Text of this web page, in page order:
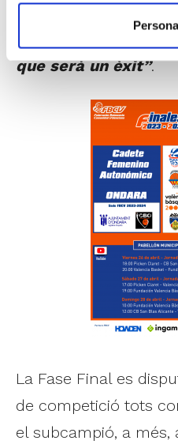
d'esdeveniments
que serà un èxit”.
La Fase Final es
de competició tots
el subcampió, a més,